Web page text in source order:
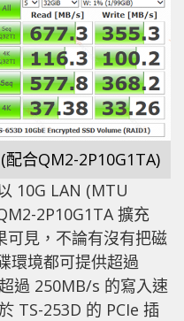
合QM2-2P10G1TA)
10G LAN (MTU
2P10G1TA 擴充
可見，不論有沒有把磁
環境都可提供超過
過 250MB/s 的寫入速
TS-253D 的 PCIe 插